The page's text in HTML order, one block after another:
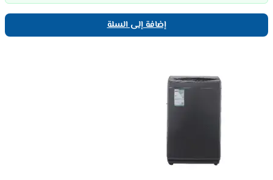
إضافة إلى السلة